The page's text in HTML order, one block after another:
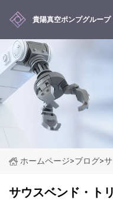
貴陽真空ポンプグループ
ホームページ>ブログ>
サウスベンド・ト